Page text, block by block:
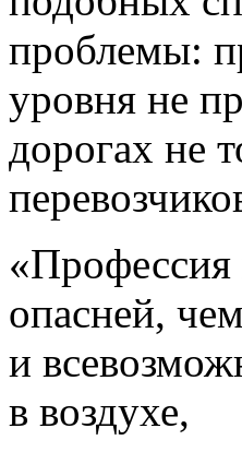
проблемы:
уровня не
дорогах не
«Профессия
опасней,
и
в воздухе,